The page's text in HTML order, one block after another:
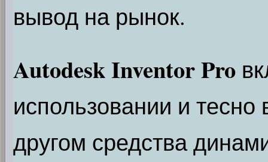
вывод на рынок.
Autodesk Inventor Pro
использовании и
другом средства